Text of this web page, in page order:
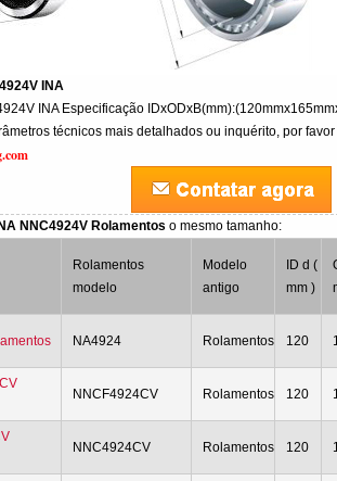
INA
INA Especificação
técnicos mais detalhados ou inquérito, por
NNC4924V Rolamentoso mesmo tamanho:
Rolamentos
modelo
Modelo
antigo
ID d (
mm )
NA4924 Rolamentos 120
NNCF4924CV Rolamentos 120
NNC4924CV Rolamentos 120